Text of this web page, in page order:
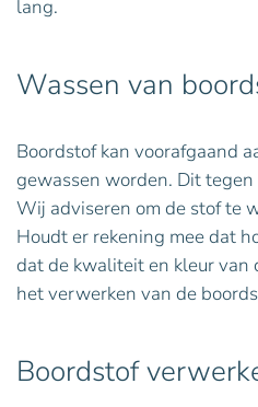
lang.
Wassen van
Boordstof kan voorafgaand
gewassen worden. Dit
Wij adviseren om de stof te
Houdt er rekening mee dat
dat de kwaliteit en kleur van
het verwerken van de
Boordstof